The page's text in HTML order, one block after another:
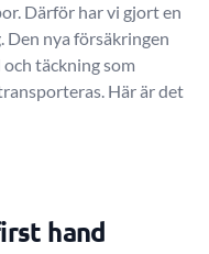
Därför har vi gjort en
Den nya försäkringen
täckning som
Här är det
hand